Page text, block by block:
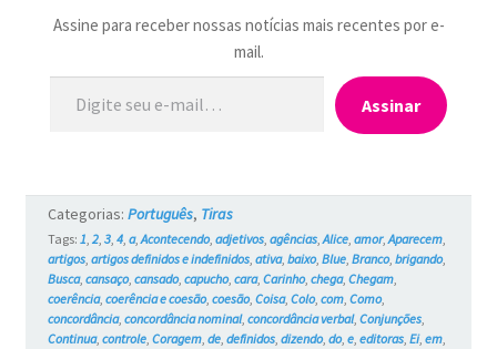
Assine para receber nossas notícias mais recentes por e-
mail.
Digite seu e-mail…
Assinar
Categorias: Português, Tiras
Tags: 1, 2, 3, 4, a,Acontecendo, adjetivos, agências,Alice, amor,Aparecem,
artigos, artigos definidos e indefinidos, ativa, baixo, Blue, Branco, brigando,
Busca, cansaço, cansado, capucho, cara, Carinho, chega, Chegam,
coerência, coerência e coesão, coesão, Coisa, Colo, com, Como,
concordância, concordância nominal, concordância verbal, Conjunções,
Continua, controle, Coragem, de, definidos, dizendo, do, e, editoras, Ei, em,